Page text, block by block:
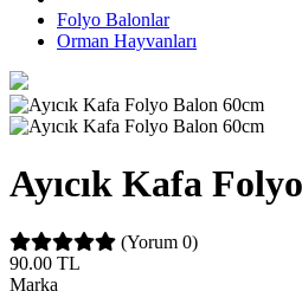
Folyo Balonlar
Orman Hayvanları
Ayıcık Kafa
(Yorum 0)
90.00 TL
Marka